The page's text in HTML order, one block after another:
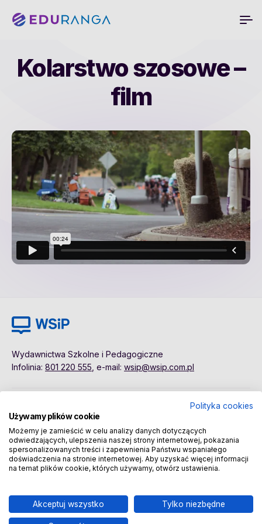
Kolarstwo szosowe –
film
Wydawnictwa Szkolne i Pedagogiczne
Infolinia: 801 220 555 , e-mail: wsip@wsip.com.pl
Dane osobowe
Regulamin
Pierwsze kroki
Sklep
Polityka cookies
Używamy plików cookie
Możemy je zamieścić w celu analizy danych dotyczących
odwiedzających, ulepszenia naszej strony internetowej, pokazania
spersonalizowanych treści i zapewnienia Państwu wspaniałego
doświadczenia na stronie internetowej. Aby uzyskać więcej informacji
na temat plików cookie, których używamy, otwórz ustawienia.
Akceptuj wszystko Tylko niezbędne